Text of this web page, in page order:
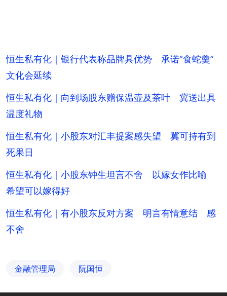
恒生私有化｜银行代表称品牌具优势 承诺“食蛇羹”
文化会延续
恒生私有化｜向到场股东赠保温壶及茶叶 冀送出具
温度礼物
恒生私有化｜小股东对汇丰提案感失望 冀可持有到
死果日
恒生私有化｜小股东钟生坦言不舍 以嫁女作比喻
希望可以嫁得好
恒生私有化｜有小股东反对方案 明言有情意结 感
不舍
金融管理局 阮国恒